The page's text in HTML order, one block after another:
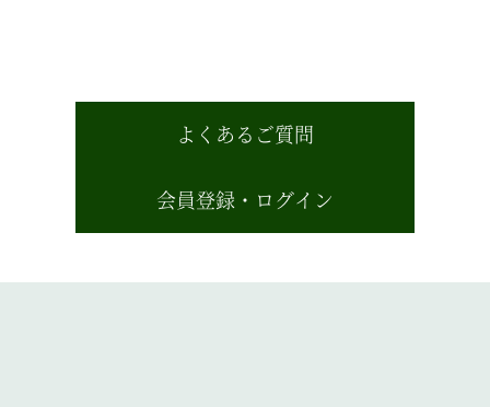
よくあるご質問
会員登録・ログイン